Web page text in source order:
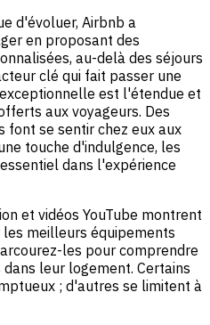
d'évoluer, Airbnb a
en proposant des
au-delà des séjours
clé qui fait passer une
est l'étendue et
aux voyageurs. Des
font se sentir chez eux aux
touche d'indulgence, les
dans l'expérience
et vidéos YouTube montrent
meilleurs équipements
les pour comprendre
leur logement. Certains
; d'autres se limitent à